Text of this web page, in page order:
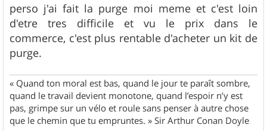
s
s
a
g
e
perso j'ai fait la purge moi meme et c'est loin
d'etre tres difficile et vu le prix dans le
commerce, c'est plus rentable d'acheter un kit de
purge.
« Quand ton moral est bas, quand le jour te paraît sombre,
quand le travail devient monotone, quand l’espoir n’y est
pas, grimpe sur un vélo et roule sans penser à autre chose
que le chemin que tu empruntes. » Sir Arthur Conan Doyle